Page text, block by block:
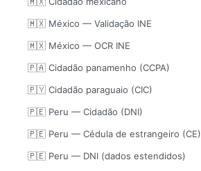
🇲🇽 México — Validação INE
🇲🇽 México — OCR INE
🇵🇦 Cidadão panamenho (CCPA)
🇵🇾 Cidadão paraguaio (CIC)
🇵🇪 Peru — Cidadão (DNI)
🇵🇪 Peru — Cédula de estrangeiro (CE)
🇵🇪 Peru — DNI (dados estendidos)